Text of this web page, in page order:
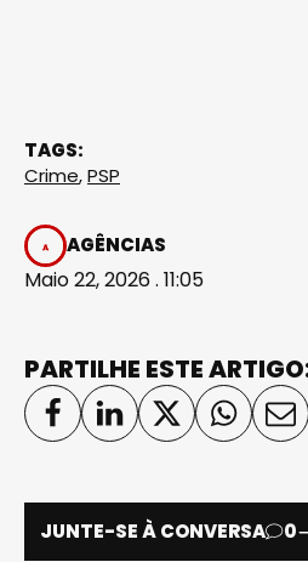
TAGS:
Crime,PSP
AGÊNCIAS
Maio 22, 2026 . 11:05
PARTILHE ESTE
JUNTE-SE À CONVERSA 0